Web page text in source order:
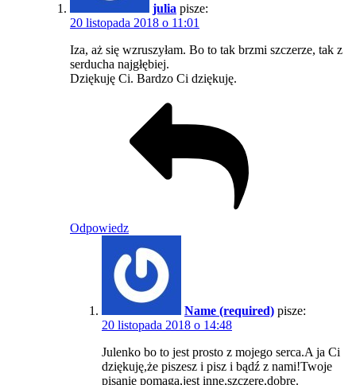
julia pisze:
20 listopada 2018 o 11:01
Iza, aż się wzruszyłam. Bo to tak brzmi szczerze, tak z
serducha najgłębiej.
Dziękuję Ci. Bardzo Ci dziękuję.
Odpowiedz
Name (required) pisze:
20 listopada 2018 o 14:48
Julenko bo to jest prosto z mojego serca.A ja Ci
dziękuję,że piszesz i pisz i bądź z nami!Twoje
pisanie pomaga,jest inne,szczere,dobre.